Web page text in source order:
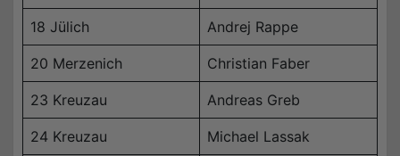
18 Jülich Andrej Rappe
20 Merzenich Christian Faber
23 Kreuzau Andreas Greb
24 Kreuzau Michael Lassak